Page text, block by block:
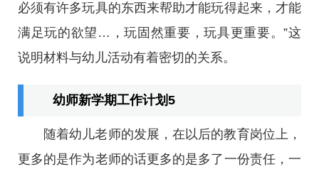
必须有许多玩具的东西来帮助才能玩得起来，才能
满足玩的欲望…，玩固然重要，玩具更重要。”这
说明材料与幼儿活动有着密切的关系。
幼师新学期工作计划5
随着幼儿老师的发展，在以后的教育岗位上，
更多的是作为老师的话更多的是多了一份责任，一